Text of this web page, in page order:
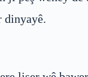
dinyayê.